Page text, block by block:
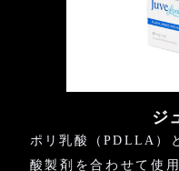
ジ
ポリ乳酸（PDLLA）
酸製剤を合わせて使